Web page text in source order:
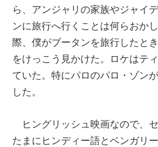
ら、アンジャリの家族やジャイ
ンに旅行へ行くことは何らおか
際、僕がブータンを旅行したと
をけっこう見かけた。ロケはテ
ていた。特にパロのパロ・ゾン
した。
ヒングリッシュ映画なので、セ
たまにヒンディー語とベンガリ